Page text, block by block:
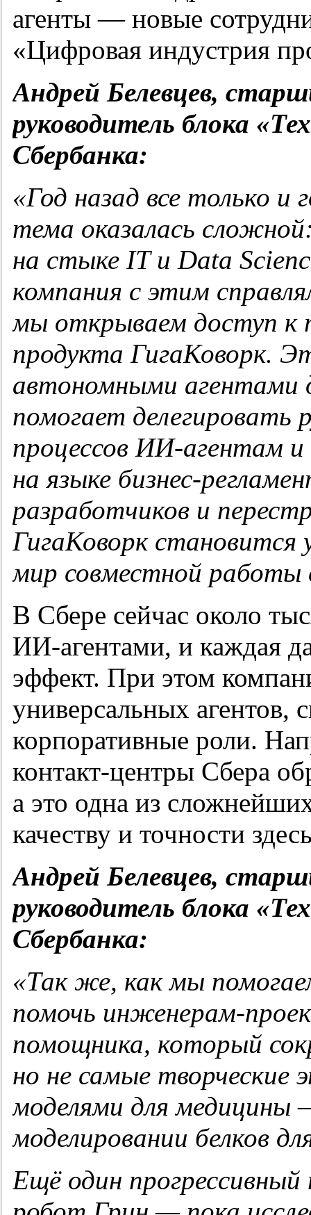
агенты — новые
«Цифровая индустрия
Андрей Белевцев,
руководитель блока
Сбербанка:
«Год назад все только
тема оказалась
на стыке IT и Data
компания с этим
мы открываем доступ к
продукта ГигаКоворк.
автономными агентами
помогает делегировать
процессов ИИ-агентам
на языке бизнес-
разработчиков и
ГигаКоворк становится
мир совместной
В Сбере сейчас около
ИИ-агентами, и каждая
эффект. При этом
универсальных агентов,
корпоративные роли.
контакт-центры Сбера
а это одна из
качеству и точности
Андрей Белевцев,
руководитель блока
Сбербанка:
«Так же, как мы
помочь инженерам-
помощника, который
но не самые
моделями для медицины
моделировании белков
Ещё один